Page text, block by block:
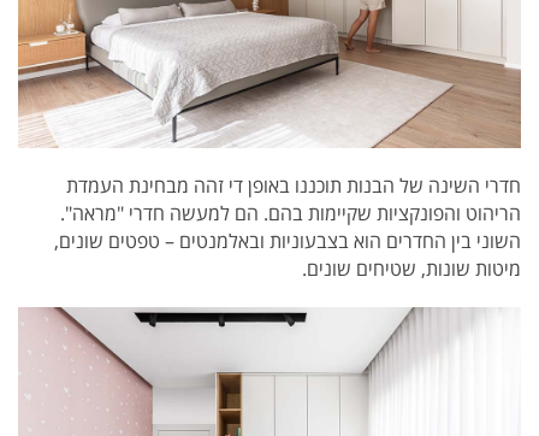
חדרי השינה של הבנות תוכננו באופן די זהה מבחינת העמדת
הריהוט והפונקציות שקיימות בהם. הם למעשה חדרי "מראה".
השוני בין החדרים הוא בצבעוניות ובאלמנטים – טפטים שונים,
מיטות שונות, שטיחים שונים.